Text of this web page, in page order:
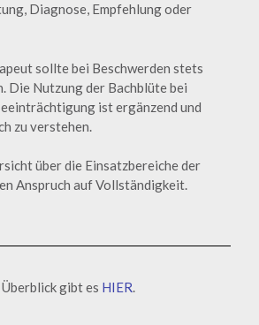
Diagnose, Empfehlung oder
sollte bei Beschwerden stets
Die Nutzung der Bachblüte bei
ist ergänzend und
zu verstehen.
über die Einsatzbereiche der
Anspruch auf Vollständigkeit.
gibt es HIER.